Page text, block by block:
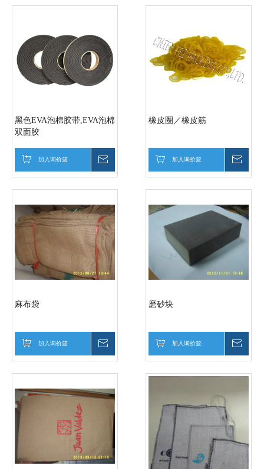
黑色EVA泡棉胶带,EVA泡棉
双面胶
加入询价篮
橡皮圈／橡皮筋
加入询价篮
麻布袋
加入询价篮
磨砂块
加入询价篮